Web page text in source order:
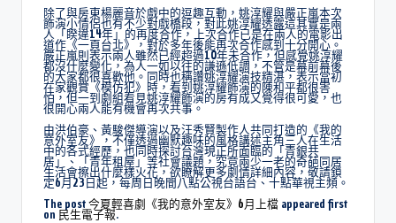
除了與房東楊麗音於戲中的逗趣互動，姚淳耀與嚴正嵐本次
飾演小情侶也有不少對戲橋段，對此姚淳耀透露這其實是兩
人「睽違14年」的再度合作，上次合作已是在兩人的電影出
道作《一頁台北》，對於多年後能再次合作感到十分開心。
嚴正嵐則表示兩人雖然已經超過10年未合作，但感覺姚淳耀
都沒什麼變化，為人一如以往的謙遜低調，不管是幕前幕後
的大家都很喜歡他。同時也稱讚姚淳耀演技精湛，表示當初
在家觀賞《模仿犯》時，看到姚淳耀飾演的陳和平都很害
怕，但一到劇組看見姚淳耀飾演的房有成又覺得很可愛，也
很開心兩人能有機會再次共事。
由洪伯豪、黃駿傑導演以及汪秀賢製作人共同打造的《我的
意外室友》，不僅透過幽默趣味的風格講述主角三人在生活
中的各式經歷，也同時探討台灣現正所面臨的「青銀共
居」、「青年租屋」等社會議題，究竟兩少一老的奇葩同居
生活會擦出什麼樣火花，欲瞭解更多劇情詳細內容，敬請鎖
定6月23日起，每周日晚間八點公視台語台、十點華視主頻。
The post今夏輕喜劇《我的意外室友》6月上檔 appeared first
on 民生電子報.